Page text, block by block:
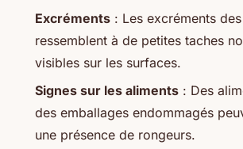
Excréments : Les excréments
ressemblent à de petites taches
visibles sur les surfaces.
Signes sur les aliments : Des
des emballages endommagés
une présence de rongeurs.